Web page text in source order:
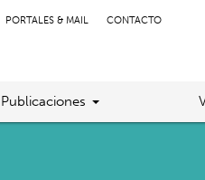
PORTALES & MAIL CONTACTO